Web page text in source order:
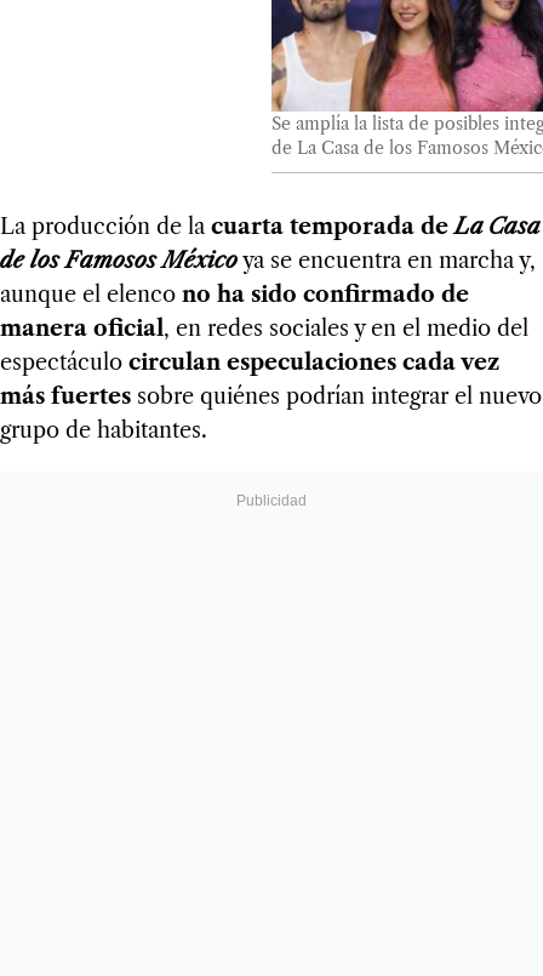
Se amplía la lista de posibles
de La Casa de los Famosos
La producción de la cuarta temporada deLa Casa
de los Famosos Méxicoya se encuentra en marcha y,
aunque el elenco no ha sido confirmado de
manera oficial, en redes sociales y en el medio del
espectáculo circulan especulaciones cada vez
más fuertes sobre quiénes podrían integrar el nuevo
grupo de habitantes.